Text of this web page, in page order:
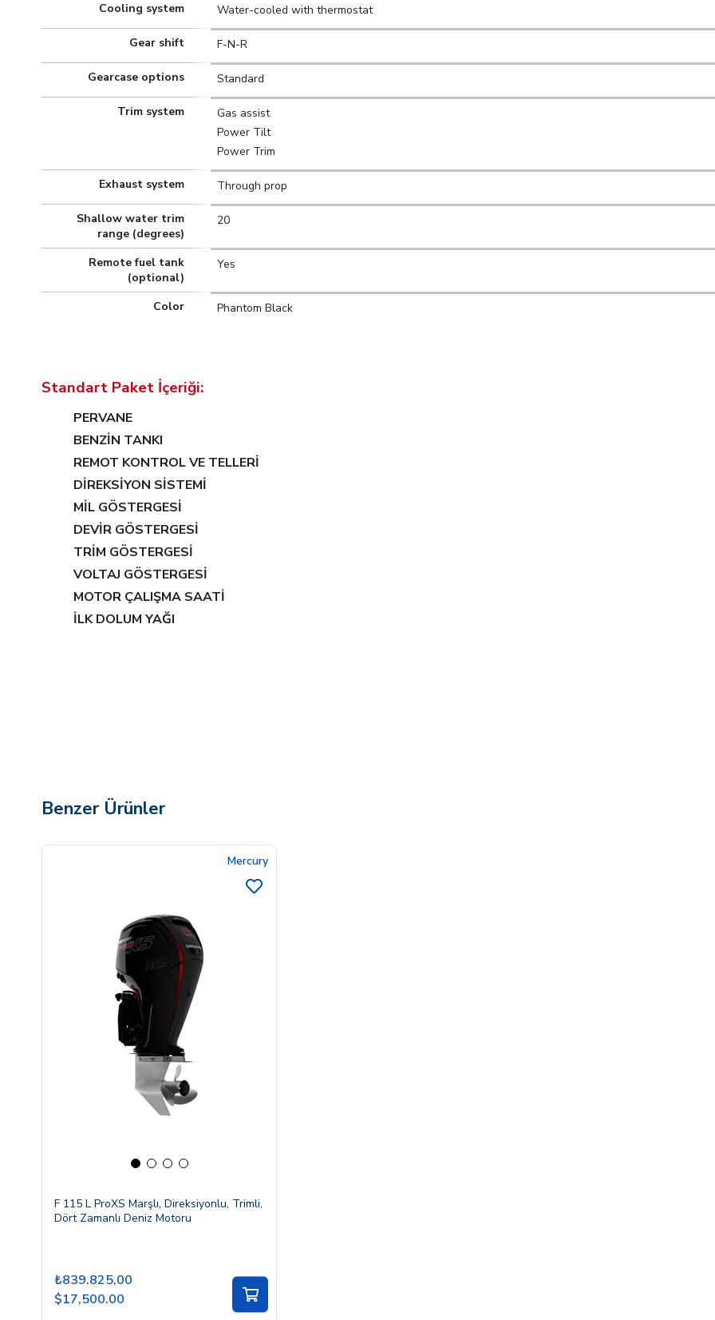
Cooling system Water-cooled with thermostat
Gear shift F-N-R
Gearcase options Standard
Trim system
Gas assist
Power Tilt
Power Trim
Exhaust system Through prop
Shallow water trim
range (degrees)
20
Remote fuel tank
(optional)
Yes
Color Phantom Black
Standart Paket İçeriği:
PERVANE
BENZİN TANKI
REMOT KONTROL VE TELLERİ
DİREKSİYON SİSTEMİ
MİL GÖSTERGESİ
DEVİR GÖSTERGESİ
TRİM GÖSTERGESİ
VOLTAJ GÖSTERGESİ
MOTOR ÇALIŞMA SAATİ
İLK DOLUM YAĞI
Benzer Ürünler
Mercury
F 115 L ProXS Marşlı, Direksiyonlu, Trimli,
Dört Zamanlı Deniz Motoru
₺839.825,00
$17,500.00